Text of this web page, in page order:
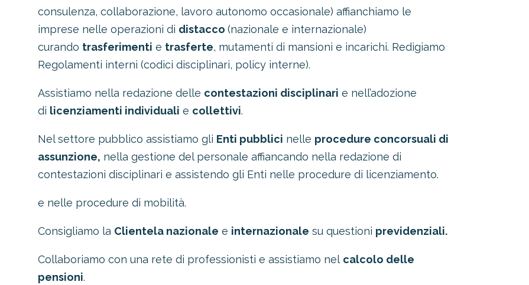
consulenza, collaborazione, lavoro autonomo occasionale) affianchiamo le
imprese nelle operazioni di distacco (nazionale e internazionale)
curando trasferimenti e trasferte, mutamenti di mansioni e incarichi. Redigiamo
Regolamenti interni (codici disciplinari, policy interne).
Assistiamo nella redazione delle contestazioni disciplinari e nell’adozione
di licenziamenti individuali e collettivi.
Nel settore pubblico assistiamo gli Enti pubblici nelle procedure concorsuali di
assunzione, nella gestione del personale affiancando nella redazione di
contestazioni disciplinari e assistendo gli Enti nelle procedure di licenziamento.
e nelle procedure di mobilità.
Consigliamo la Clientela nazionale e internazionale su questioni previdenziali.
Collaboriamo con una rete di professionisti e assistiamo nel calcolo delle
pensioni.